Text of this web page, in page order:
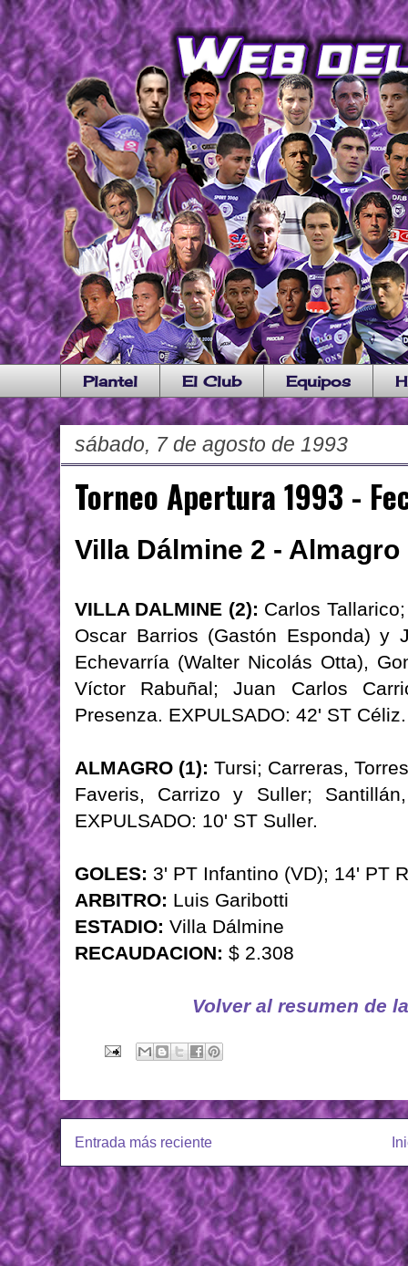
Plantel El Club Equipos
sábado, 7 de agosto de 1993
Torneo Apertura 1993 -
Villa Dálmine 2 - Almagro
VILLA DALMINE (2): Carlos
Oscar Barrios (Gastón Esponda) y
Echevarría (Walter Nicolás Otta),
Víctor Rabuñal; Juan Carlos
Presenza. EXPULSADO: 42' ST Céliz.
ALMAGRO (1): Tursi; Carreras,
Faveris, Carrizo y Suller;
EXPULSADO: 10' ST Suller.
GOLES: 3' PT Infantino (VD); 14' PT
ARBITRO: Luis Garibotti
ESTADIO: Villa Dálmine
RECAUDACION: $ 2.308
Volver al resumen de
Entrada más reciente